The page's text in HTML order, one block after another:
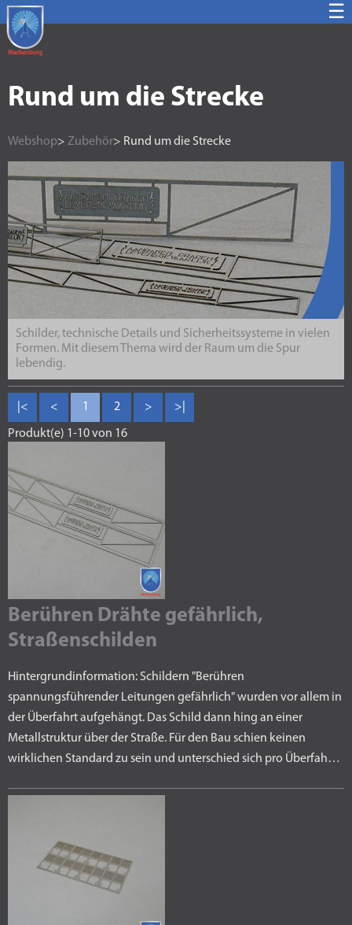
☰
Rund um die Strecke
Webshop> Zubehör> Rund um die Strecke
Schilder, technische Details und Sicherheitssysteme in vielen
Formen. Mit diesem Thema wird der Raum um die Spur
lebendig.
|< < 1 2 > >|
Produkt(e) 1-10 von 16
Berühren Drähte gefährlich,
Straßenschilden
Hintergrundinformation: Schildern "Berühren
spannungsführender Leitungen gefährlich" wurden vor allem in
der Überfahrt aufgehängt. Das Schild dann hing an einer
Metallstruktur über der Straße. Für den Bau schien keinen
wirklichen Standard zu sein und unterschied sich pro Überfah…